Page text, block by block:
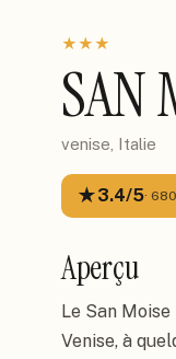
★★★
SAN
venise, Italie
★3.4/5· 680
Aperçu
Le San
Venise, à